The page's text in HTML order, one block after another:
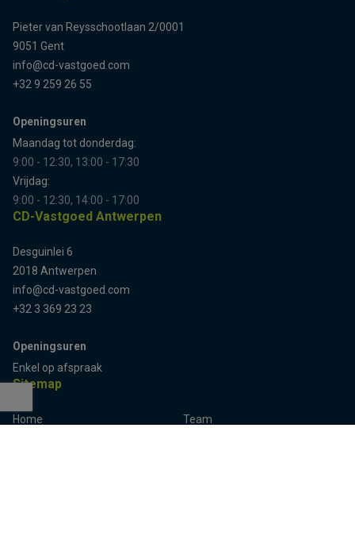
Pieter van Reysschootlaan 2/0001
9051 Gent
info@cd-vastgoed.com
+32 9 259 26 55
Openingsuren
Maandag tot donderdag:
9:00 - 12:30, 13:00 - 17:30
Vrijdag:
9:00 - 12:30, 14:00 - 17:00
CD-Vastgoed Antwerpen
Desguinlei 6
2018 Antwerpen
info@cd-vastgoed.com
+32 3 369 23 23
Openingsuren
Enkel op afspraak
Sitemap
Home
Team